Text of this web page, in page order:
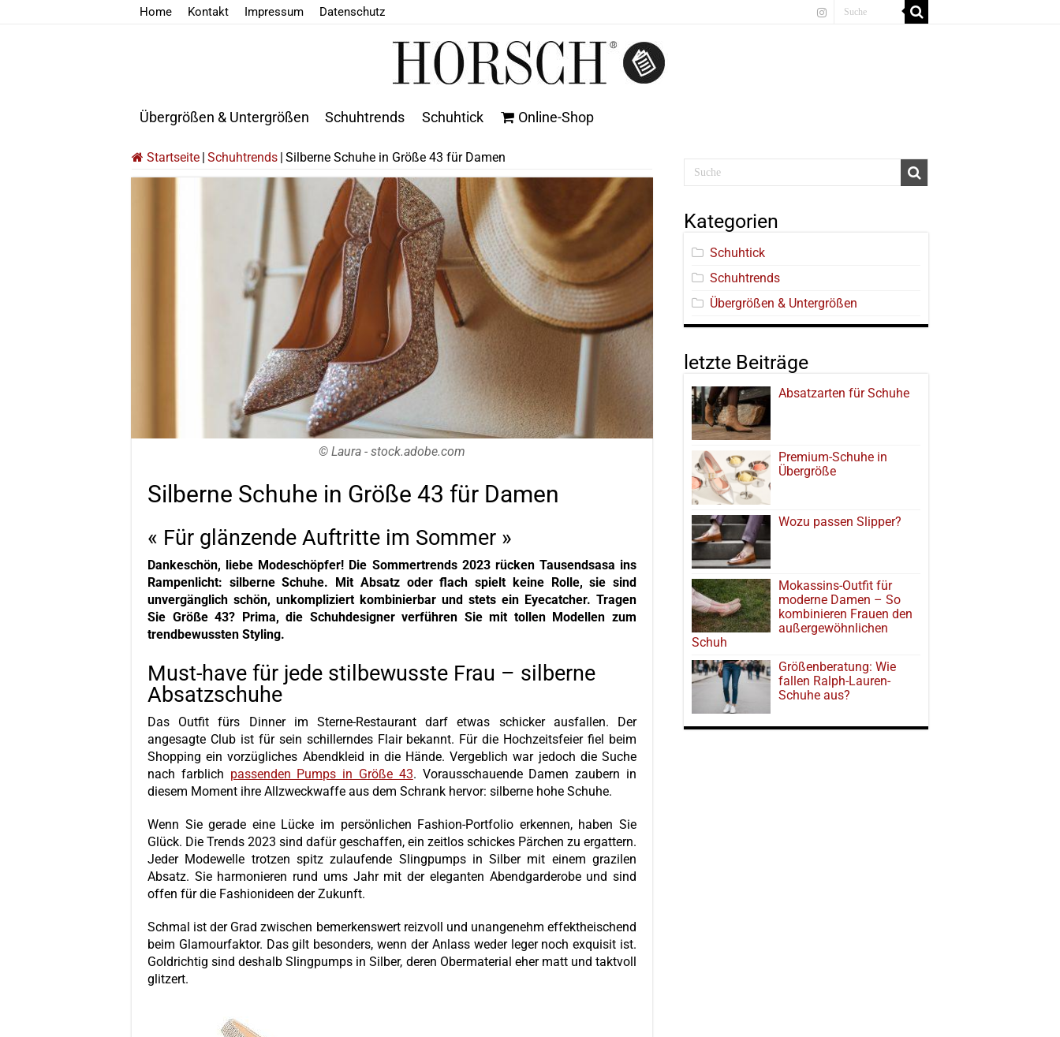
Home Kontakt Impressum Datenschutz
Übergrößen & Untergrößen Schuhtrends Schuhtick Online-Shop
Startseite Schuhtrends Silberne Schuhe in Größe 43 für Damen
© Laura - stock.adobe.com
Silberne Schuhe in Größe 43 für Damen
« Für glänzende Auftritte im Sommer »
Dankeschön, liebe Modeschöpfer! Die Sommertrends 2023 rücken Tausendsasa ins
Rampenlicht: silberne Schuhe. Mit Absatz oder flach spielt keine Rolle, sie sind
unvergänglich schön, unkompliziert kombinierbar und stets ein Eyecatcher. Tragen
Sie Größe 43? Prima, die Schuhdesigner verführen Sie mit tollen Modellen zum
trendbewussten Styling.
Must-have für jede stilbewusste Frau – silberne
Absatzschuhe
Das Outfit fürs Dinner im Sterne-Restaurant darf etwas schicker ausfallen. Der
angesagte Club ist für sein schillerndes Flair bekannt. Für die Hochzeitsfeier fiel beim
Shopping ein vorzügliches Abendkleid in die Hände. Vergeblich war jedoch die Suche
nach farblich passenden Pumps in Größe 43. Vorausschauende Damen zaubern in
diesem Moment ihre Allzweckwaffe aus dem Schrank hervor: silberne hohe Schuhe.
Wenn Sie gerade eine Lücke im persönlichen Fashion-Portfolio erkennen, haben Sie
Glück. Die Trends 2023 sind dafür geschaffen, ein zeitlos schickes Pärchen zu ergattern.
Jeder Modewelle trotzen spitz zulaufende Slingpumps in Silber mit einem grazilen
Absatz. Sie harmonieren rund ums Jahr mit der eleganten Abendgarderobe und sind
offen für die Fashionideen der Zukunft.
Schmal ist der Grad zwischen bemerkenswert reizvoll und unangenehm effektheischend
beim Glamourfaktor. Das gilt besonders, wenn der Anlass weder leger noch exquisit ist.
Goldrichtig sind deshalb Slingpumps in Silber, deren Obermaterial eher matt und taktvoll
glitzert.
Kategorien
Schuhtick
Schuhtrends
Übergrößen & Untergrößen
letzte Beiträge
Absatzarten für Schuhe
Premium-Schuhe in
Übergröße
Wozu passen Slipper?
Mokassins-Outfit für
moderne Damen – So
kombinieren Frauen den
außergewöhnlichen
Schuh
Größenberatung: Wie
fallen Ralph-Lauren-
Schuhe aus?